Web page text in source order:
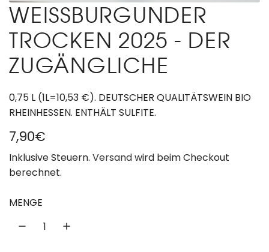
WEISSBURGUNDER
TROCKEN 2025 - DER
ZUGÄNGLICHE
0,75 L (1L=10,53 €). DEUTSCHER QUALITÄTSWEIN BIO
RHEINHESSEN. ENTHÄLT SULFITE.
R
e
g
u
7,90€
Inklusive Steuern. Versandwird beim Checkout
berechnet.
MENGE